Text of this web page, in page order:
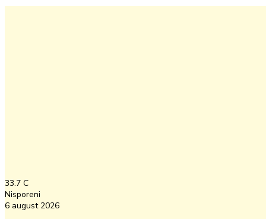
33.7 C
Nisporeni
6 august 2026